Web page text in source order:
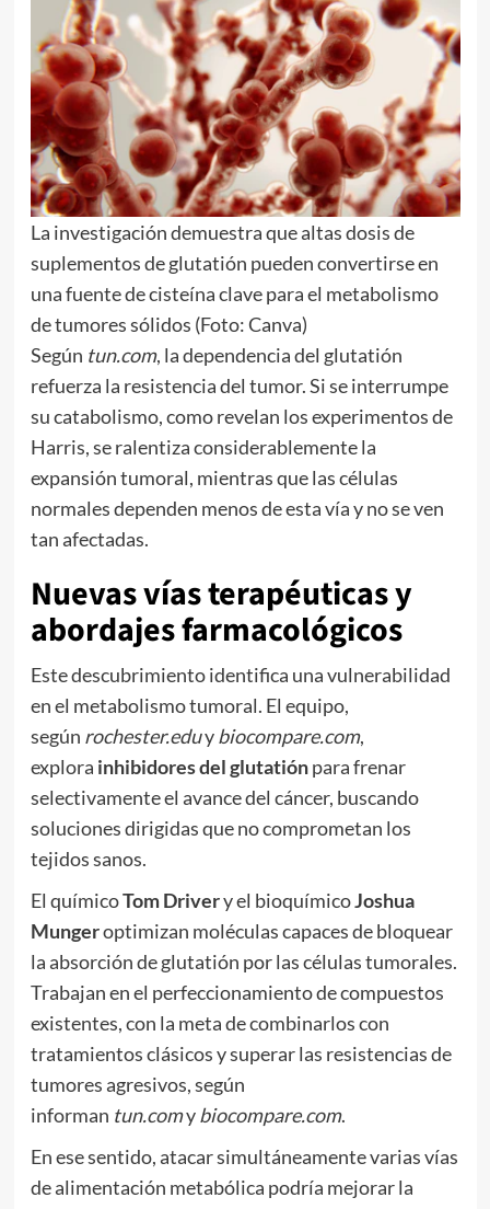
La investigación demuestra que altas dosis de
suplementos de glutatión pueden convertirse en
una fuente de cisteína clave para el metabolismo
de tumores sólidos (Foto: Canva)
Según tun.com, la dependencia del glutatión
refuerza la resistencia del tumor. Si se interrumpe
su catabolismo, como revelan los experimentos de
Harris, se ralentiza considerablemente la
expansión tumoral, mientras que las células
normales dependen menos de esta vía y no se ven
tan afectadas.
Nuevas vías terapéuticas y
abordajes farmacológicos
Este descubrimiento identifica una vulnerabilidad
en el metabolismo tumoral. El equipo,
según rochester.eduybiocompare.com,
explora inhibidores del glutatiónpara frenar
selectivamente el avance del cáncer, buscando
soluciones dirigidas que no comprometan los
tejidos sanos.
El químicoTom Drivery el bioquímicoJoshua
Mungeroptimizan moléculas capaces de bloquear
la absorción de glutatión por las células tumorales.
Trabajan en el perfeccionamiento de compuestos
existentes, con la meta de combinarlos con
tratamientos clásicos y superar las resistencias de
tumores agresivos, según
informan tun.comybiocompare.com.
En ese sentido, atacar simultáneamente varias vías
de alimentación metabólica podría mejorar la